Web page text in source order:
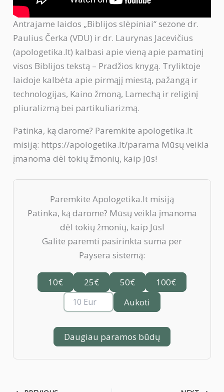
Antrajame laidos „Biblijos slėpiniai“ sezone dr.
Paulius Čerka (VDU) ir dr. Laurynas Jacevičius
(apologetika.lt) kalbasi apie vieną apie pamatinį
visos Biblijos tekstą – Pradžios knygą. Tryliktoje
laidoje kalbėta apie pirmąjį miestą, pažangą ir
technologijas, Kaino žmoną, Lamechą ir religinį
pliuralizmą bei partikuliarizmą.
Patinka, ką darome? Paremkite apologetika.lt
misiją: https://apologetika.lt/parama Mūsų veikla
įmanoma dėl tokių žmonių, kaip Jūs!
Paremkite Apologetika.lt misiją
Patinka, ką darome? Mūsų veikla įmanoma
dėl tokių žmonių, kaip Jūs!
Galite paremti pasirinkta suma per
Paysera sistemą:
10€ 25€ 50€
100€
Aukoti
Daugiau paramos būdų